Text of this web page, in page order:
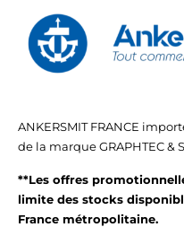
ANKERSMIT FRANCE
de la marque GRAPHTEC &
**Les offres
limite des stocks
France métropolitaine.